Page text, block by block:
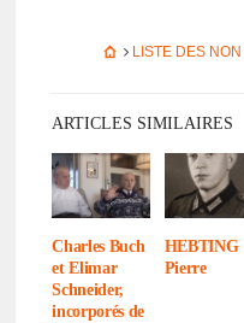
LISTE DES
ARTICLES SIMILAIRES
Charles Buch
et Elimar
Schnei­der,
incor­po­rés de
HEBTING
Pierre